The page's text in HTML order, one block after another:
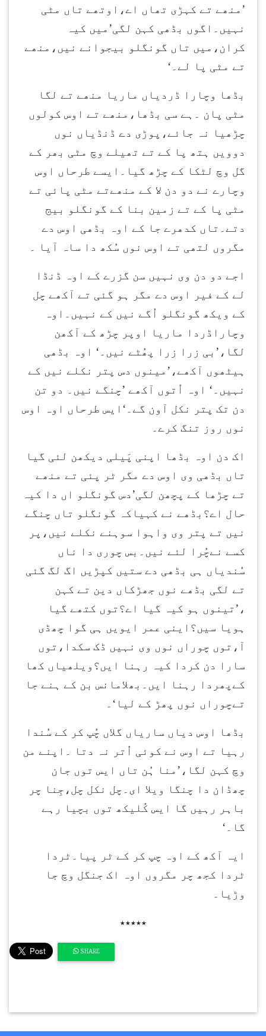
’منھے تے کہڑی تھاں اے،اوتھے تاں مٹی
نہیں۔اگوں بڈھی کہن لگی’میں کیہ
کران،میں تاں گونگلو بیجوانے نیں،منھے
تے مٹی پا لے۔‘
بڈھا وچارا ڈردیاں ماریا منھے تے لگا
مٹی پان ۔ہے سی بڈھا،منھے تے اوس کولوں
چڑھیا نہ جائے،پوڑی دے ڈنڈیاں نوں
دوویں ہتھ پا کے تے تھیلے وچ مٹی بھر کے
گل وچ لٹکا کے چڑھ گیا۔ایسے طرحاں اوس
وچارے نے دو دن لا کے منھےتے مٹی پائی تے
مٹی پا کے تے زمین بنا کے گونگلو بیج
دتے۔تاں کدھرے جا کے اوہ بڈھی اوس دے
مگروں لتھی تے اوس نوں سُکھ دا ساہ آیا ۔
اجے دو دن وی نہیں سن گزرے کے اوہ ڈنڈا
لے کے فیر اوس دے مگر ہو گئی تے آکھے چل
کے ویکھ گونگلو اُگے نیں کے نہیں۔اوہ
وچاراڈردا ماریا اوپر چڑھ کے آکھن
لگا،’بی زرا زرا پھُٹے نیں۔‘ اوہ بڈھی
ہیٹھوں آکھے،’مینوں دس پتر نکلے نیں کے
نہیں۔‘ اوہ اُتوں آکھے ’چنگے نیں۔ دو تن
دن تک پتر نکل آون گے۔‘ایس طرحاں اوہ اوس
نوں روز تنگ کرے۔
اک دن اوہ بڈھا اپنی پَیلی دیکھن لئی گیا
تاں بڈھی وی اوس دے مگر ٹر پئی تے منھے
تے چڑھا کے پچھن لگی’دس گونگلو اں دا کیہ
حال اے؟بڈھے نے کہیاکہ گونگلو تاں چنگے
نیں تے پتر وی واہوا سوہنے نکلے نیں،پر
کسے نےچُرا لئے نیں۔بس چوری دا ناں
سُندیاں ہی بڈھی دے ستیں کپڑیں اگ لگ گئی
تے لگی بڈھے نوں جھڑکاں دین تے کہن
،’تینوں ہو کیہ گیا اے؟توں کتھے گیا
ہویا سیں؟اینی عمر ایویں ہی گوا چھڈی
آ،توں چوراں نوں وی نہیں ڈک سکدا،توں
سارا دن کردا کیہ رہنا ایں؟ویلھیاں کھا
کےپھردا رہنا ایں۔بھلامانس بن کے ہنے جا
تےچوراں نوں پھڑ کے لیا‘۔
بڈھا اوس دیاں ساریاں گلاں چُپ کر کے سُندا
رہیا تے اوس نے کوئی اُتر نہ دتا ۔اپنے من
وچ کہن لگا،’منا ہُن تاں ایس توں جان
چھڈان دا چنگا ویلا ای۔چل نکل چل،جِنا چر
باہر رہیں گا ایس کُلیکھ توں بچیا رہے
گا۔‘
ایہ آکھ کے اوہ چپ کر کے ٹر پیا۔ٹردا
ٹردا کجھ چر مگروں اوہ اک جنگل وچ جا
وڑیا۔
٭٭٭٭٭
SHARE